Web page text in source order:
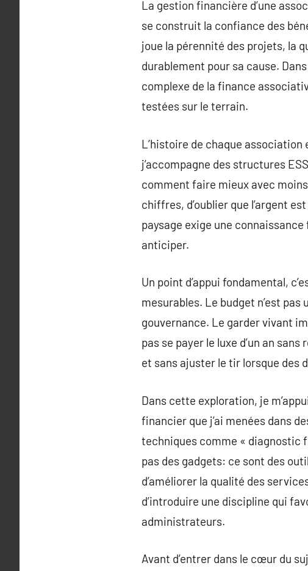
La gestion financière d’une
se construit la confiance des
joue la pérennité des projets, la
durablement pour sa cause.
complexe de la finance
testées sur le terrain.
L’histoire de chaque
j’accompagne des structures
comment faire mieux avec
chiffres, d’oublier que l’argent
paysage exige une
anticiper.
Un point d’appui fondamental,
mesurables. Le budget n’est
gouvernance. Le garder vivant
pas se payer le luxe d’un an
et sans ajuster le tir lorsque des
Dans cette exploration, je
financier que j’ai menées dans
techniques comme « diagnostic
pas des gadgets: ce sont des
d’améliorer la qualité des
d’introduire une discipline qui
administrateurs.
Avant d’entrer dans le cœur du